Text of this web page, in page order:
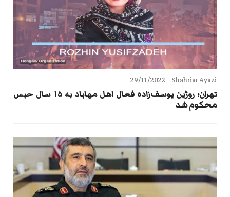
Shahriar Ayazi -
29/11/2022
تهران؛ روژین یوسف‌زاده فعال اهل مهاباد به ۱۵ سال حبس
محکوم شد